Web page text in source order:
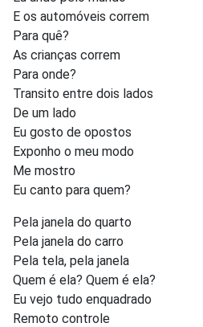
E os automóveis correm
Para quê?
As crianças correm
Para onde?
Transito entre dois lados
De um lado
Eu gosto de opostos
Exponho o meu modo
Me mostro
Eu canto para quem?
Pela janela do quarto
Pela janela do carro
Pela tela, pela janela
Quem é ela? Quem é ela?
Eu vejo tudo enquadrado
Remoto controle